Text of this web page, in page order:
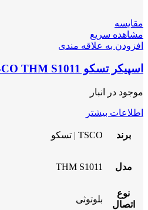
مقایسه
مشاهده سریع
افزودن به علاقه مندی
اسپیکر تسکو SPEAKER TSCO THM S1011
موجود در انبار
اطلاعات بیشتر
برند TSCO | تسکو
مدل THM S1011
نوع
اتصال
بلوتوثی